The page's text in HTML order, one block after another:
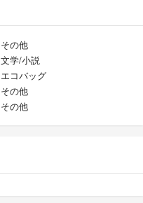
その他
文学/小説
エコバッグ
その他
その他